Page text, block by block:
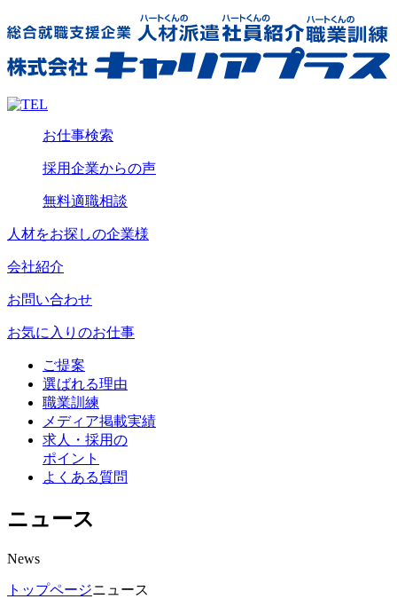
お仕事検索
採用企業からの声
無料適職相談
人材をお探しの企業様
会社紹介
お問い合わせ
お気に入りのお仕事
ご提案
選ばれる理由
職業訓練
メディア掲載実績
求人・採用の
ポイント
よくある質問
ニュース
News
トップページニュース